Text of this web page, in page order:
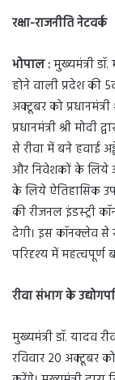
रक्षा-राजनीति नेटवर्क
भोपाल :मुख्यमंत्री
होने वाली प्रदेश की
अक्टूबर को
प्रधानमंत्री श्री
से रीवा में बने हवाई
और निवेशकों के लिये
के लिये ऐतिहासिक
की रीजनल इंडस्ट्री
देगी। इस कॉनक्लेव से
परिदृश्य में
रीवा संभाग के
मुख्यमंत्री डॉ. यादव
रविवार 20 अक्टूबर